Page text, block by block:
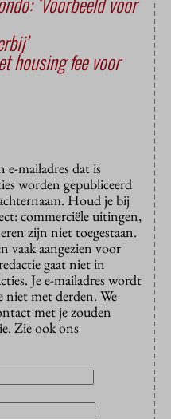
housing fee voor
e-mailadres dat is
worden gepubliceerd
Houd je bij
commerciële uitingen,
zijn niet toegestaan.
vaak aangezien voor
gaat niet in
Je e-mailadres wordt
niet met derden. We
met je zouden
Zie ook ons